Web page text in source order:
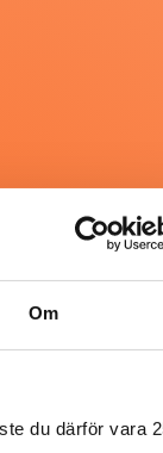
Om
du därför vara
@gold1e